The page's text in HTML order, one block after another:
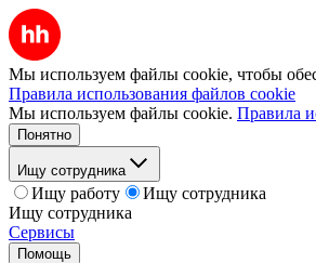
Мы используем файлы cookie, чтобы
Правила использования файлов cookie
Мы используем файлы cookie. Правила
Понятно
Ищу сотрудника
Ищу работу
Ищу сотрудника
Ищу сотрудника
Сервисы
Помощь